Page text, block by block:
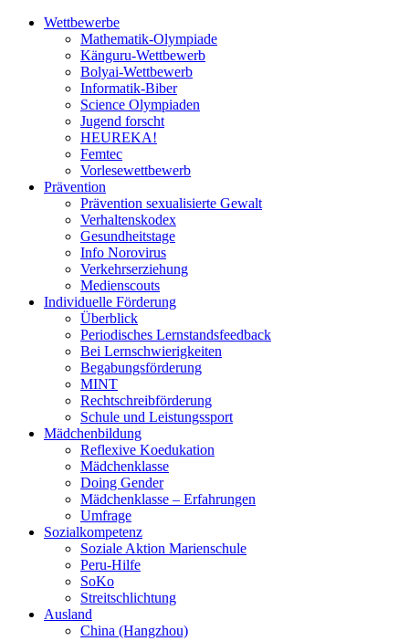
Wettbewerbe
Mathematik-Olympiade
Känguru-Wettbewerb
Bolyai-Wettbewerb
Informatik-Biber
Science Olympiaden
Jugend forscht
HEUREKA!
Femtec
Vorlesewettbewerb
Prävention
Prävention sexualisierte Gewalt
Verhaltenskodex
Gesundheitstage
Info Norovirus
Verkehrserziehung
Medienscouts
Individuelle Förderung
Überblick
Periodisches Lernstandsfeedback
Bei Lernschwierigkeiten
Begabungsförderung
MINT
Rechtschreibförderung
Schule und Leistungssport
Mädchenbildung
Reflexive Koedukation
Mädchenklasse
Doing Gender
Mädchenklasse – Erfahrungen
Umfrage
Sozialkompetenz
Soziale Aktion Marienschule
Peru-Hilfe
SoKo
Streitschlichtung
Ausland
China (Hangzhou)